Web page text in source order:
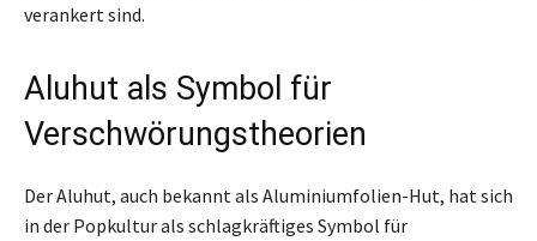
verankert sind.
Aluhut als Symbol für
Verschwörungstheorien
Der Aluhut, auch bekannt als Aluminiumfolien-Hut, hat sich
in der Popkultur als schlagkräftiges Symbol für